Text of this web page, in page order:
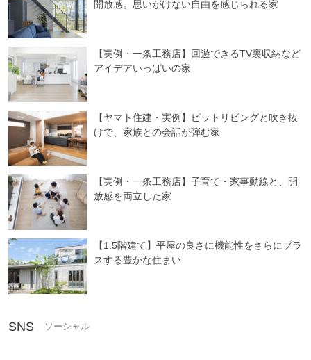
開放感。思いがけない自由を感じられる家
【実例・一条工務店】回遊できるTV裏収納など
アイデアいっぱいの家
【ヤマト住建・実例】ピットリビングと吹き抜
けで、家族との会話が弾む家
【実例・一条工務店】子育て・家事動線と、開
放感を両立した家
【1.5階建て】平屋の良さに機能性をさらにプラ
スする豊かな住まい
SNS